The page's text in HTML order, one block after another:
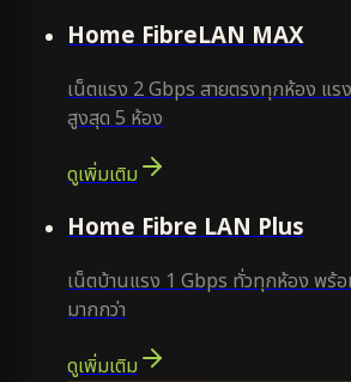
Home FibreLAN MAX
เน็ตแรง 2 Gbps สายตรงทุกห้อง แ
สูงสุด 5 ห้อง
ดูเพิ่มเติม
Home Fibre LAN Plus
เน็ตบ้านแรง 1 Gbps ทั่วทุกห้อง พร้
มากกว่า
ดูเพิ่มเติม